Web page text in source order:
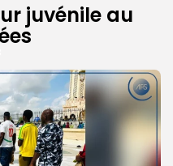
juvénile au